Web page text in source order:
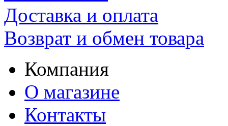
Доставка и оплата
Возврат и обмен товара
Компания
О магазине
Контакты